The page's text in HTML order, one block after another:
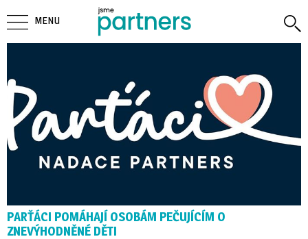
PARŤÁCI POMÁHAJÍ OSOBÁM PEČUJÍCÍM O
ZNEVÝHODNĚNÉ DĚTI
MENU